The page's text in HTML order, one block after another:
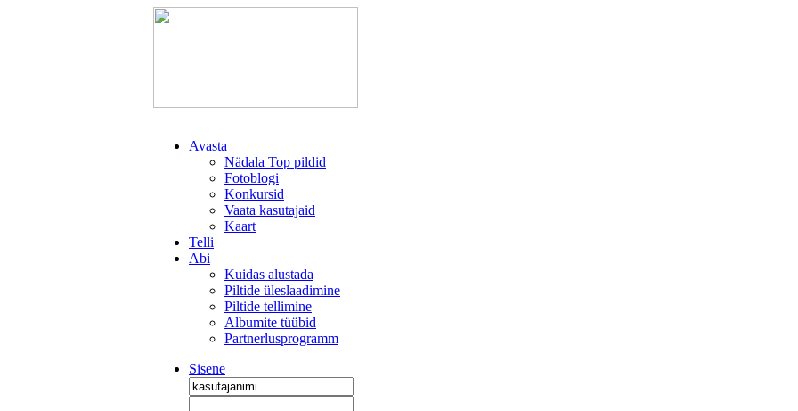
Avasta
Nädala Top pildid
Fotoblogi
Konkursid
Vaata kasutajaid
Kaart
Telli
Abi
Kuidas alustada
Piltide üleslaadimine
Piltide tellimine
Albumite tüübid
Partnerlusprogramm
Sisene